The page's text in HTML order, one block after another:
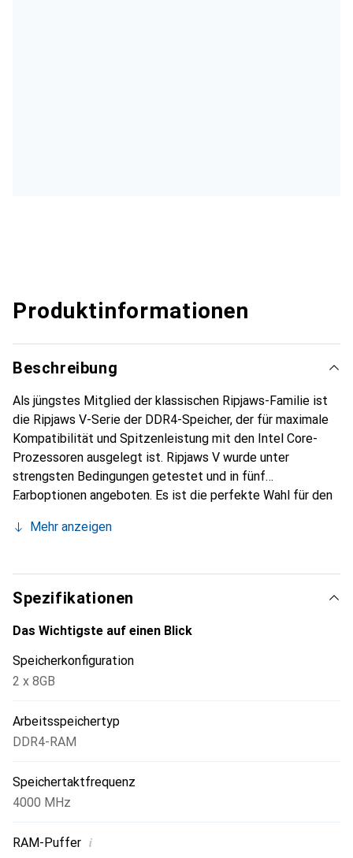
Produktinformationen
Beschreibung
Als jüngstes Mitglied der klassischen Ripjaws-Familie ist
die Ripjaws V-Serie der DDR4-Speicher, der für maximale
Kompatibilität und Spitzenleistung mit den Intel Core-
Prozessoren ausgelegt ist. Ripjaws V wurde unter
strengsten Bedingungen getestet und in fünf
Farboptionen angeboten. Es ist die perfekte Wahl für den
Speicher-Upgrade.
Mehr anzeigen
Spezifikationen
Das Wichtigste auf einen Blick
Speicherkonfiguration
2 x 8GB
Arbeitsspeichertyp
DDR4-RAM
Speichertaktfrequenz
4000 MHz
RAM-Puffer i